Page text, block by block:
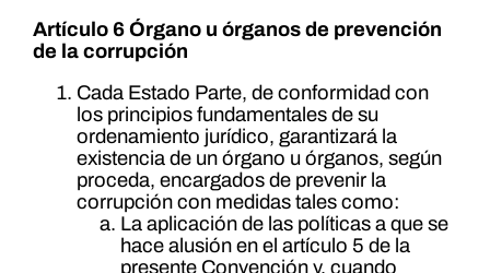
Artículo 6 Órgano u órganos de prevención
de la corrupción
Cada Estado Parte, de conformidad con
los principios fundamentales de su
ordenamiento jurídico, garantizará la
existencia de un órgano u órganos, según
proceda, encargados de prevenir la
corrupción con medidas tales como:
La aplicación de las políticas a que se
hace alusión en el artículo 5 de la
presente Convención y, cuando